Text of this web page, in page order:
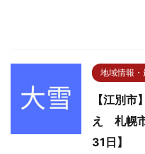
地域情報
【江別
え 札幌
31日】